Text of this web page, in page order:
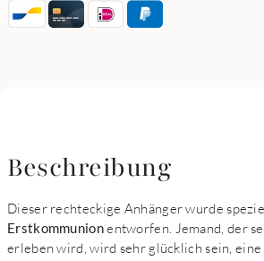
Beschreibung
Dieser rechteckige Anhänger wurde
Erstkommunionentworfen. Jemand, der
erleben wird, wird sehr glücklich sein,